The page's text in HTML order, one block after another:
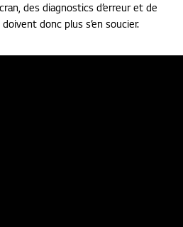
des diagnostics d’erreur et de
donc plus s’en soucier.